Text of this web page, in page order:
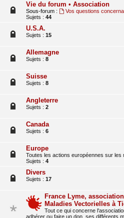
Vie du forum • Association
Sous-forum :
Vos questions
Sujets : 44
U.S.A.
Sujets : 15
Allemagne
Sujets : 8
Suisse
Sujets : 8
Angleterre
Sujets : 2
Canada
Sujets : 6
Europe
Toutes les actions européennes sur les
Sujets : 4
Divers
Sujets : 17
France Lyme,
Maladies Vectorielles à
Tout ce qui concerne
adhérer ou faire un don, ses différents